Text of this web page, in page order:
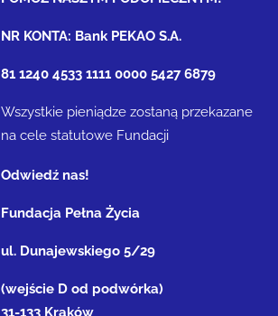
NR KONTA: Bank PEKAO S.A.
81 1240 4533 1111 0000 5427 6879
Wszystkie pieniądze zostaną przekazane
na cele statutowe Fundacji
Odwiedź nas!
Fundacja Pełna Życia
ul. Dunajewskiego 5/29
(wejście D od podwórka)
31-133 Kraków